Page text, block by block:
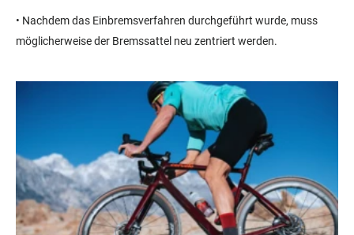
• Nachdem das Einbremsverfahren durchgeführt wurde, muss
möglicherweise der Bremssattel neu zentriert werden.